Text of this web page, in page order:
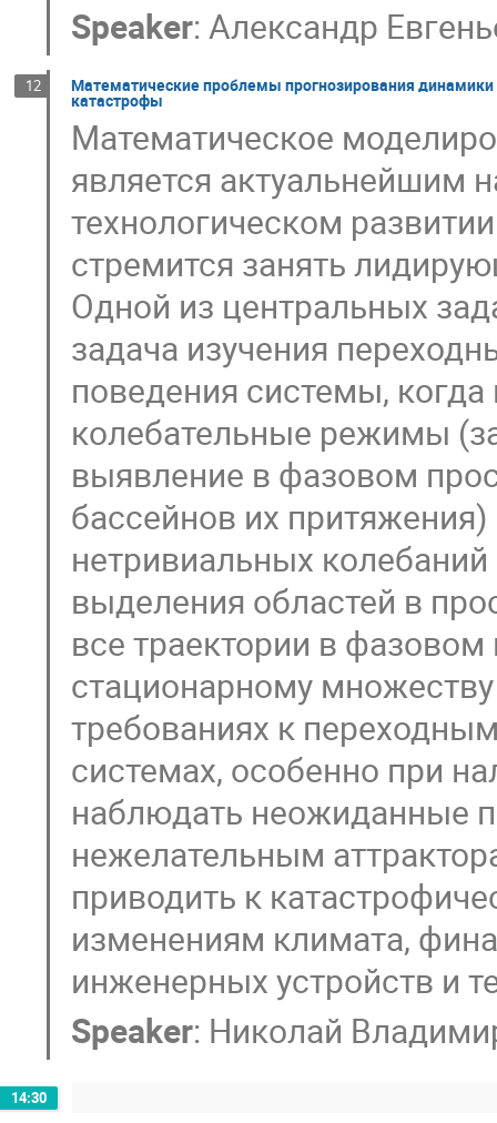
Speaker:Александр
12 Математические проблемы прогнозирования
катастрофы
Математическое
является актуальнейшим
технологическом
стремится занять
Одной из центральных
задача изучения
поведения системы,
колебательные режимы
выявление в фазовом
бассейнов их притяжения)
нетривиальных колебаний
выделения областей в
все траектории в
стационарному
требованиях к
системах, особенно при
наблюдать неожиданные
нежелательным
приводить к
изменениям климата,
инженерных устройств и
Speaker: Николай
14:30